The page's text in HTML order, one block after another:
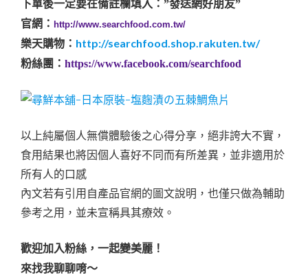
下單後一定要在備註欄填入：”發送網好朋友”
官網： http://www.searchfood.com.tw/
樂天購物： http://searchfood.shop.rakuten.tw/
粉絲團： https://www.facebook.com/searchfood
以上純屬個人無償體驗後之心得分享，絕非誇大不實，
食用結果也將因個人喜好不同而有所差異，並非適用於
所有人的口感
內文若有引用自產品官網的圖文說明，也僅只做為輔助
參考之用，並未宣稱具其療效。
歡迎加入粉絲，一起變美麗！
來找我聊聊唷～